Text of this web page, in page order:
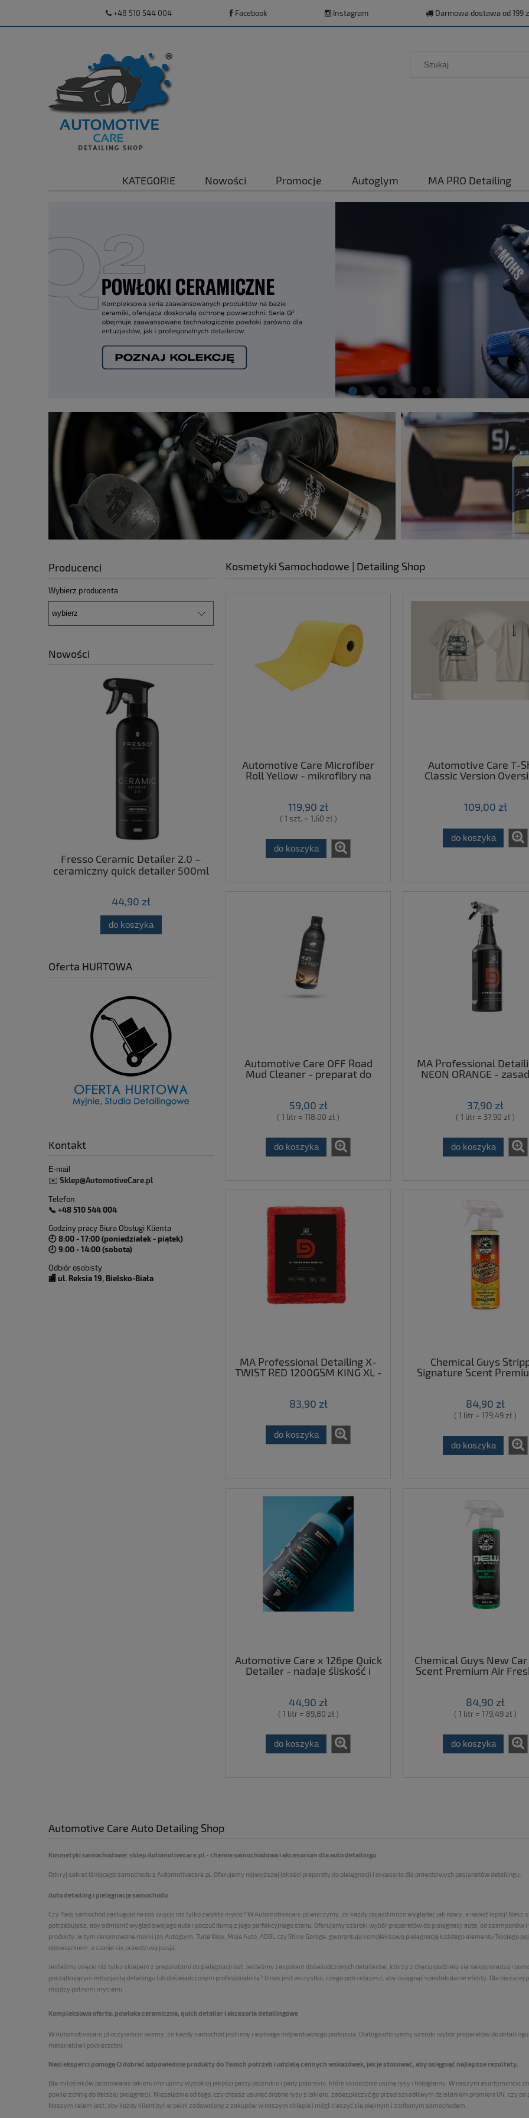
+48 510 544 004 Facebook Instagram Darmowa dostawa od 199
KATEGORIE Nowości Promocje Autoglym MA PRO Detailing
Producenci
Wybierz producenta
Nowości
Fresso Ceramic Detailer 2.0 –
ceramiczny quick detailer 500ml
44,90 zł
do koszyka
CARPRO Hand Wash MF -
powiadom o dostępności
59,90 zł
do koszyka
Oferta HURTOWA
Kontakt
E-mail
✉️ Sklep@AutomotiveCare.pl
Telefon
📞 +48 510 544 004
Godziny pracy Biura Obsługi Klienta
🕘 8:00 - 17:00 (poniedziałek - piątek)
🕘 9:00 - 14:00 (sobota)
Odbiór osobisty
🏬 ul. Reksia 19, Bielsko-Biała
Kosmetyki Samochodowe | Detailing Shop
Automotive Care Microfiber
Roll Yellow - mikrofibry na
119,90 zł
( 1 szt. = 1,60 zł )
do koszyka
Automotive Care T-
Classic Version
109,00 zł
do koszyka
Automotive Care OFF Road
Mud Cleaner - preparat do
mycia pojazdów terenowych,
59,00 zł
( 1 litr = 118,00 zł )
do koszyka
MA Professional
NEON ORANGE -
37,90 zł
( 1 litr = 37,90 zł )
do koszyka
MA Professional Detailing X-
TWIST RED 1200GSM KING XL -
poliester 30% poliamid
83,90 zł
do koszyka
Chemical Guys
Signature Scent
Freshener & Odor
84,90 zł
( 1 litr = 179,49 zł )
do koszyka
Automotive Care x 126pe Quick
Detailer - nadaje śliskość i
44,90 zł
( 1 litr = 89,80 zł )
do koszyka
Chemical Guys New
Scent Premium Air
84,90 zł
( 1 litr = 179,49 zł )
do koszyka
Automotive Care Auto Detailing Shop
Kosmetyki samochodowe: sklep Automotivecare.pl - chemia samochodowa i akcesorium dla auto detailingu
Odkryj sekret lśniącego samochodu z Automotivecare.pl. Oferujemy najwyższej jakości preparaty do pielęgnacji i akcesoria dla prawdziwych pasjonatów detailingu.
Auto detailing i pielęgnacja samochodu
Czy Twój samochód zasługuje na coś więcej niż tylko zwykłe mycie? W Automotivecare.pl wierzymy, że każdy pojazd może wyglądać jak nowy, a nawet lepiej!
potrzebujesz, aby odmienić wygląd swojego auta i poczuć dumę z jego perfekcyjnego stanu. Oferujemy szeroki wybór preparatów do pielęgnacji auta, od
produkty, w tym renomowane marki jak Autoglym, Turle Wax, Moje Auto, ADBL czy Shiny Garage, gwarantują kompleksową pielęgnację każdego elementu Twojego
obowiązkiem, a stanie się prawdziwą pasją.
Jesteśmy więcej niż tylko sklepem z preparatami do pielęgnacji aut. Jesteśmy zespołem doświadczonych detailerów, którzy z chęcią podzielą się swoją wiedzą i
początkującym entuzjastą detailingu lub doświadczonym profesjonalistą? U nas jest wszystko, czego potrzebujesz, aby osiągnąć spektakularne efekty. Dla
między pełnymi myciami.
Kompleksowa oferta: powłoka ceramiczna, quick detailer i akcesoria detailingowe
W Automotivecare.pl oczywiście wiemy, że każdy samochód jest inny i wymaga indywidualnego podejścia. Dlatego oferujemy szeroki wybór preparatów do
materiałów i powierzchni.
Nasi eksperci pomogą Ci dobrać odpowiednie produkty do Twoich potrzeb i udzielą cennych wskazówek, jak je stosować, aby osiągnąć najlepsze rezultaty.
Dla miłośników polerowanie lakieru oferujemy wysokiej jakości pasty polerskie i pady polerskie, które skutecznie usuną rysy i hologramy. W naszym asortymencie
powierzchnię do dalszej pielęgnacji. Niezależnie od tego, czy chcesz usunąć drobne rysy z lakieru, zabezpieczyć go przed szkodliwym działaniem promieni UV, czy
Naszym celem jest, aby każdy klient był w pełni zadowolony z zakupów w naszym sklepie i mógł cieszyć się pięknym i zadbanym samochodem.